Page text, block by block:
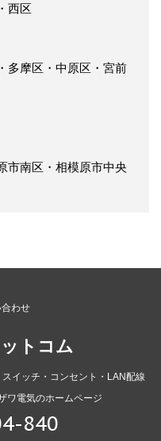
西区
多摩区・中原区・宮前
市南区・相模原市中央
わせ
トコム
イッチ・コンセント・LAN配線
ワ電気のホームページ
840